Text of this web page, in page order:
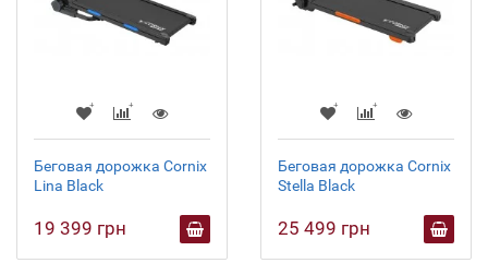
Беговая дорожка Cornix
Lina Black
19 399 грн
Беговая дорожка Cornix
Stella Black
25 499 грн